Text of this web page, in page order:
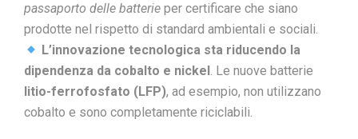
passaporto delle batterie per certificare che siano
prodotte nel rispetto di standard ambientali e sociali.
L’innovazione tecnologica sta riducendo la
dipendenza da cobalto e nickel. Le nuove batterie
litio-ferrofosfato (LFP), ad esempio, non utilizzano
cobalto e sono completamente riciclabili.